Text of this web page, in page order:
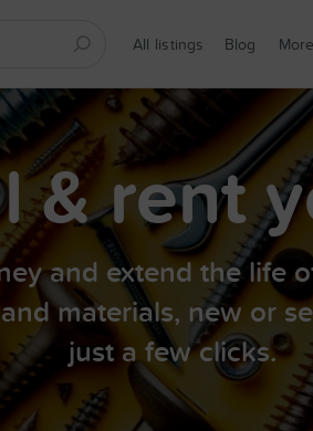
All listings Blog More
& rent
and extend the life
materials, new or
just a few clicks.